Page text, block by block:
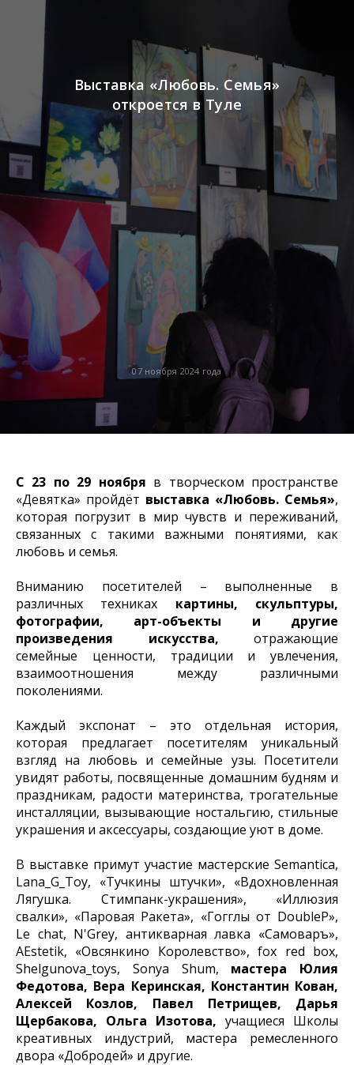
07 ноября 2024 года
Выставка «Любовь. Семья»
откроется в Туле
С 23 по 29 ноября в творческом пространстве
«Девятка» пройдёт выставка «Любовь. Семья»,
которая погрузит в мир чувств и переживаний,
связанных с такими важными понятиями, как
любовь и семья.
Вниманию посетителей – выполненные в
различных техниках картины, скульптуры,
фотографии, арт-объекты и другие
произведения искусства, отражающие
семейные ценности, традиции и увлечения,
взаимоотношения между различными
поколениями.
Каждый экспонат – это отдельная история,
которая предлагает посетителям уникальный
взгляд на любовь и семейные узы. Посетители
увидят работы, посвященные домашним будням и
праздникам, радости материнства, трогательные
инсталляции, вызывающие ностальгию, стильные
украшения и аксессуары, создающие уют в доме.
В выставке примут участие мастерские Semantica,
Lana_G_Toy, «Тучкины штучки», «Вдохновленная
Лягушка. Стимпанк-украшения», «Иллюзия
свалки», «Паровая Ракета», «Гогглы от DoubleP»,
Le chat, N'Grey, антикварная лавка «Самоваръ»,
АЕstetik, «Овсянкино Королевство», fox red box,
Shelgunova_toys, Sonya Shum, мастера Юлия
Федотова, Вера Керинская, Константин Кован,
Алексей Козлов, Павел Петрищев, Дарья
Щербакова, Ольга Изотова, учащиеся Школы
креативных индустрий, мастера ремесленного
двора «Добродей» и другие.